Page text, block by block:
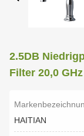
2.5DB
Filter 20,0
HAITIAN